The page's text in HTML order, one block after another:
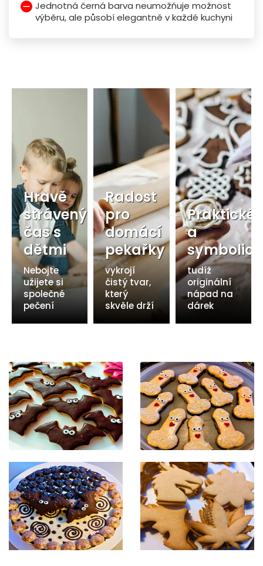
Jednotná černá barva neumožňuje možnost
výběru, ale působí elegantně v každé kuchyni
Hravě
strávený
čas s
dětmi
Nebojte
užijete si
společné
pečení
Radost
pro
domácí
pekařky
vykrojí
čistý tvar,
který
skvěle drží
Praktické
a
tudíž
originální
nápad na
dárek